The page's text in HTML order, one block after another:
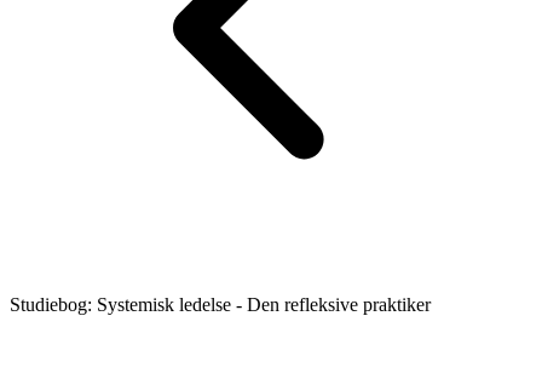
Studiebog: Systemisk ledelse - Den refleksive praktiker